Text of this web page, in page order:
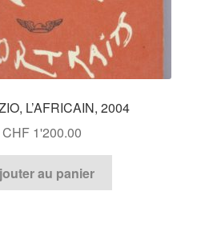
L’AFRICAIN, 2004
CHF1'200.00
au panier